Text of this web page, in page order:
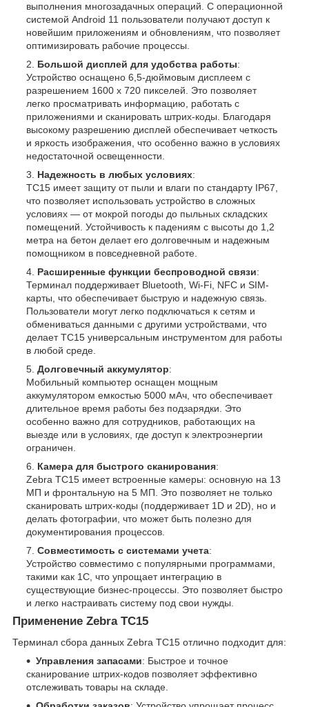
выполнения многозадачных операций. С операционной
системой Android 11 пользователи получают доступ к
новейшим приложениям и обновлениям, что позволяет
оптимизировать рабочие процессы.
Большой дисплей для удобства работы:
Устройство оснащено 6,5-дюймовым дисплеем с
разрешением 1600 x 720 пикселей. Это позволяет
легко просматривать информацию, работать с
приложениями и сканировать штрих-коды. Благодаря
высокому разрешению дисплей обеспечивает четкость
и яркость изображения, что особенно важно в условиях
недостаточной освещенности.
Надежность в любых условиях:
TC15 имеет защиту от пыли и влаги по стандарту IP67,
что позволяет использовать устройство в сложных
условиях — от мокрой погоды до пыльных складских
помещений. Устойчивость к падениям с высоты до 1,2
метра на бетон делает его долговечным и надежным
помощником в повседневной работе.
Расширенные функции беспроводной связи:
Терминал поддерживает Bluetooth, Wi-Fi, NFC и SIM-
карты, что обеспечивает быструю и надежную связь.
Пользователи могут легко подключаться к сетям и
обмениваться данными с другими устройствами, что
делает TC15 универсальным инструментом для работы
в любой среде.
Долговечный аккумулятор:
Мобильный компьютер оснащен мощным
аккумулятором емкостью 5000 мАч, что обеспечивает
длительное время работы без подзарядки. Это
особенно важно для сотрудников, работающих на
выезде или в условиях, где доступ к электроэнергии
ограничен.
Камера для быстрого сканирования:
Zebra TC15 имеет встроенные камеры: основную на 13
МП и фронтальную на 5 МП. Это позволяет не только
сканировать штрих-коды (поддерживает 1D и 2D), но и
делать фотографии, что может быть полезно для
документирования процессов.
Совместимость с системами учета:
Устройство совместимо с популярными программами,
такими как 1С, что упрощает интеграцию в
существующие бизнес-процессы. Это позволяет быстро
и легко настраивать систему под свои нужды.
Применение Zebra TC15
Терминал сбора данных Zebra TC15 отлично подходит для:
Управления запасами: Быстрое и точное
сканирование штрих-кодов позволяет эффективно
отслеживать товары на складе.